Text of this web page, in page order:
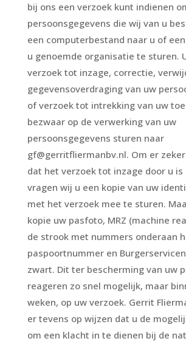
bij ons een verzoek kunt indienen
persoonsgegevens die wij van u
een computerbestand naar u of
u genoemde organisatie te sturen.
verzoek tot inzage, correctie,
gegevensoverdraging van uw
of verzoek tot intrekking van uw
bezwaar op de verwerking van uw
persoonsgegevens sturen naar
gf@gerritfliermanbv.nl. Om er
dat het verzoek tot inzage door u is
vragen wij u een kopie van uw
met het verzoek mee te sturen.
kopie uw pasfoto, MRZ (machine
de strook met nummers onderaan
paspoortnummer en
zwart. Dit ter bescherming van uw
reageren zo snel mogelijk, maar
weken, op uw verzoek. Gerrit
er tevens op wijzen dat u de
om een klacht in te dienen bij de